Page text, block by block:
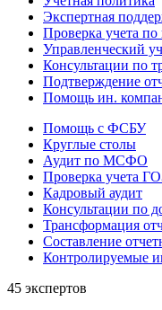
Экспертная
Проверка учета по
Управленческий
Консультации по
Подтверждение
Помощь ин.
Помощь с ФСБУ
Круглые столы
Аудит по МСФО
Проверка учета
Кадровый аудит
Консультации по
Трансформация
Составление
Контролируемые
45 экспертов